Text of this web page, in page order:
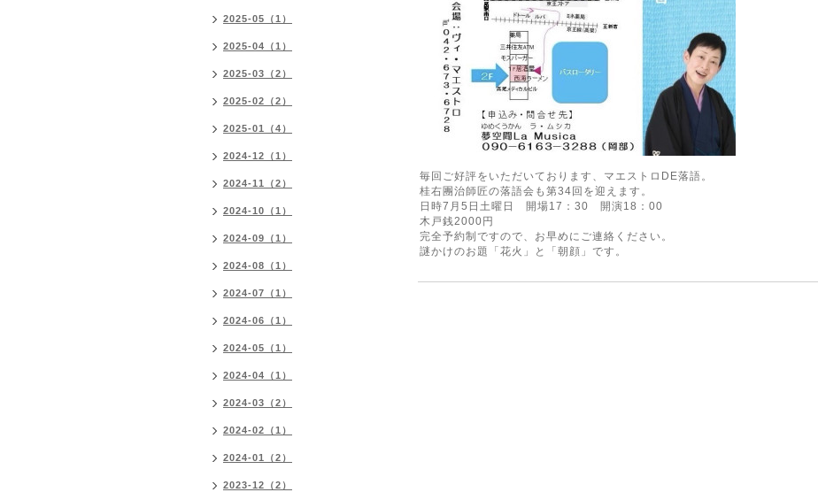
毎回ご好評をいただいております、マエストロDE落語。
桂右團治師匠の落語会も第34回を迎えます。
日時7月5日土曜日 開場17：30 開演18：00
木戸銭2000円
完全予約制ですので、お早めにご連絡ください。
謎かけのお題「花火」と「朝顔」です。
2025-05（1）
2025-04（1）
2025-03（2）
2025-02（2）
2025-01（4）
2024-12（1）
2024-11（2）
2024-10（1）
2024-09（1）
2024-08（1）
2024-07（1）
2024-06（1）
2024-05（1）
2024-04（1）
2024-03（2）
2024-02（1）
2024-01（2）
2023-12（2）